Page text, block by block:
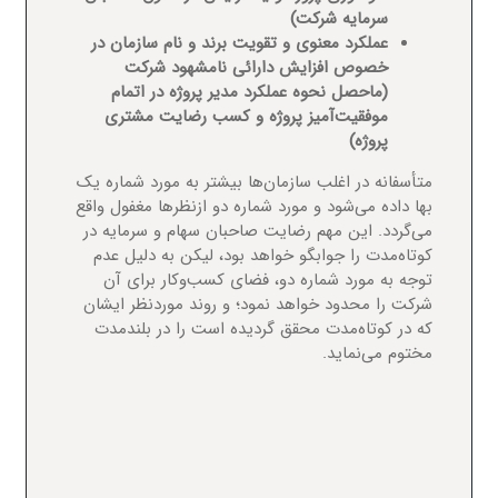
سرمایه شرکت)
عملکرد معنوی و تقویت برند و نام سازمان در
خصوص افزایش دارائی نامشهودشرکت
(ماحصل نحوه عملکرد مدیر پروژه در اتمام
موفقیت‌آمیز پروژه و کسب رضایت مشتری
پروژه)
متأسفانه در اغلب سازمان‌ها بیشتر به مورد شماره یک
بها داده می‌شود و مورد شماره دو ازنظرها مغفول واقع
می‌گردد. این مهم رضایت صاحبان سهام و سرمایه در
کوتاه‌مدت را جوابگو خواهد بود، لیکن به دلیل عدم
توجه به مورد شماره دو، فضای کسب‌وکار برای آن
شرکت را محدود خواهد نمود؛ و روند موردنظر ایشان
که در کوتاه‌مدت محقق گردیده است را در بلندمدت
مختوم می‌نماید.